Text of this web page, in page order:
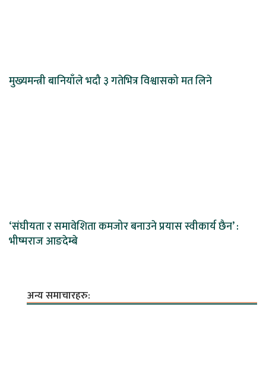
मुख्यमन्त्री बानियाँले भदौ ३ गतेभित्र विश्वासको मत लिने
‘संघीयता र समावेशिता कमजोर बनाउने प्रयास स्वीकार्य छैन’ :
भीष्मराज आङदेम्बे
अन्य समाचारहरु: